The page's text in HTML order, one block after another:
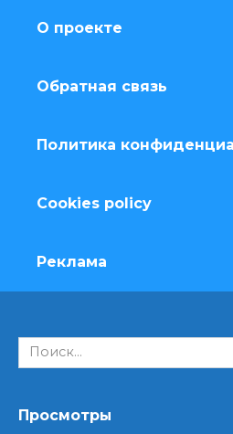
О проекте
Обратная связь
Политика
Cookies policy
Реклама
Search
for:
Просмотры